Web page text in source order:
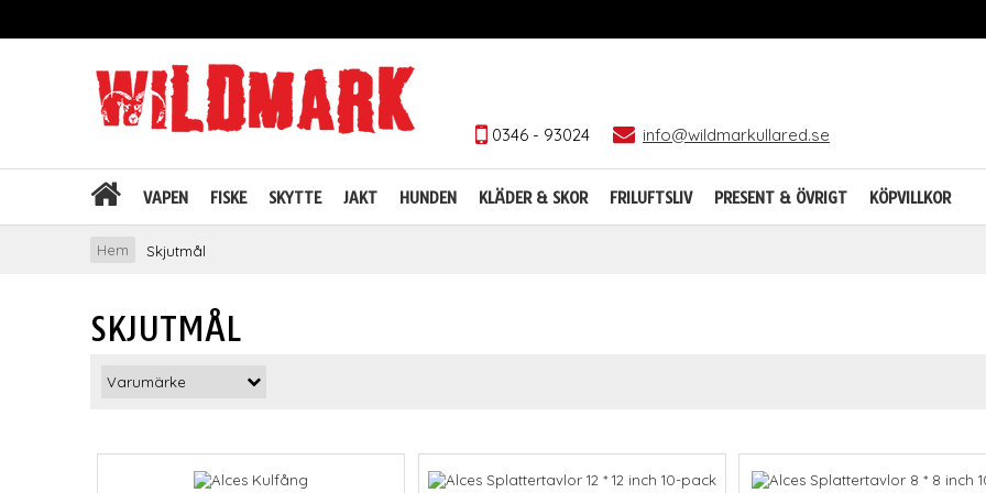
0346 - 93024 info@wildmarkullared.se
VAPEN FISKE SKYTTE JAKT HUNDEN KLÄDER & SKOR FRILUFTSLIV PRESENT & ÖVRIGT KÖPVILLKOR
Hem Skjutmål
SKJUTMÅL
Varumärke